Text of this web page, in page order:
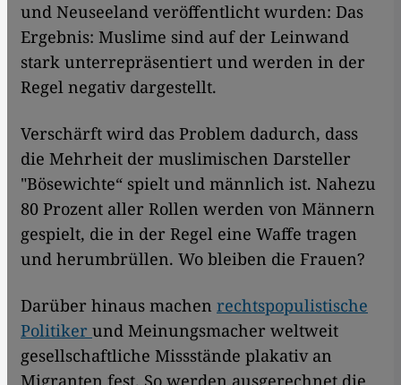
und Neuseeland veröffentlicht wurden: Das
Ergebnis: Muslime sind auf der Leinwand
stark unterrepräsentiert und werden in der
Regel negativ dargestellt.
Verschärft wird das Problem dadurch, dass
die Mehrheit der muslimischen Darsteller
"Bösewichte“ spielt und männlich ist. Nahezu
80 Prozent aller Rollen werden von Männern
gespielt, die in der Regel eine Waffe tragen
und herumbrüllen. Wo bleiben die Frauen?
Darüber hinaus machen rechtspopulistische
Politiker und Meinungsmacher weltweit
gesellschaftliche Missstände plakativ an